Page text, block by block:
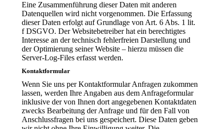
Eine Zusammenführung dieser Daten mit anderen
Datenquellen wird nicht vorgenommen. Die Erfassung
dieser Daten erfolgt auf Grundlage von Art. 6 Abs. 1 lit.
f DSGVO. Der Websitebetreiber hat ein berechtigtes
Interesse an der technisch fehlerfreien Darstellung und
der Optimierung seiner Website – hierzu müssen die
Server-Log-Files erfasst werden.
Kontaktformular
Wenn Sie uns per Kontaktformular Anfragen zukommen
lassen, werden Ihre Angaben aus dem Anfrageformular
inklusive der von Ihnen dort angegebenen Kontaktdaten
zwecks Bearbeitung der Anfrage und für den Fall von
Anschlussfragen bei uns gespeichert. Diese Daten geben